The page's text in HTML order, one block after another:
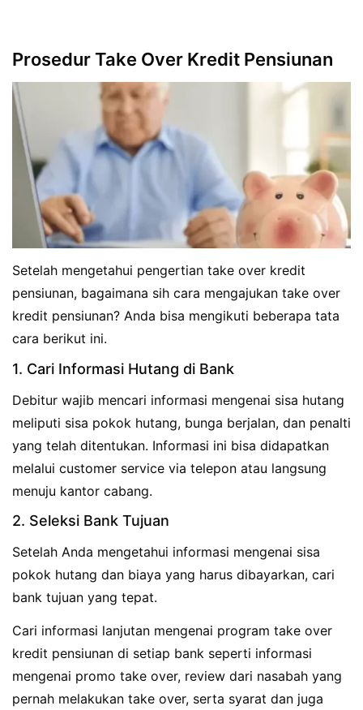
Prosedur Take Over Kredit Pensiunan
Setelah mengetahui pengertian take over kredit
pensiunan, bagaimana sih cara mengajukan take over
kredit pensiunan? Anda bisa mengikuti beberapa tata
cara berikut ini.
1. Cari Informasi Hutang di Bank
Debitur wajib mencari informasi mengenai sisa hutang
meliputi sisa pokok hutang, bunga berjalan, dan penalti
yang telah ditentukan. Informasi ini bisa didapatkan
melalui customer service via telepon atau langsung
menuju kantor cabang.
2. Seleksi Bank Tujuan
Setelah Anda mengetahui informasi mengenai sisa
pokok hutang dan biaya yang harus dibayarkan, cari
bank tujuan yang tepat.
Cari informasi lanjutan mengenai program take over
kredit pensiunan di setiap bank seperti informasi
mengenai promo take over, review dari nasabah yang
pernah melakukan take over, serta syarat dan juga